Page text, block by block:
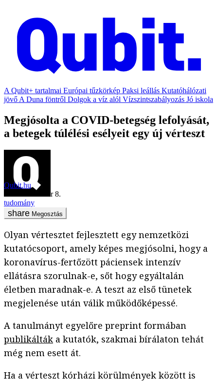
A Qubit+ tartalmai Európai tűzkörkép Paksi leállás Kutatóhálózati
jövő A Duna föntről Dolgok a víz alól Vízszintszabályozás Jó iskola
Megjósolta a COVID-betegség lefolyását,
a betegek túlélési esélyeit egy új vérteszt
Qubit.hu
2020. december 8.
tudomány
Megosztás
Olyan vértesztet fejlesztett egy nemzetközi
kutatócsoport, amely képes megjósolni, hogy a
koronavírus-fertőzött páciensek intenzív
ellátásra szorulnak-e, sőt hogy egyáltalán
életben maradnak-e. A teszt az első tünetek
megjelenése után válik működőképessé.
A tanulmányt egyelőre preprint formában
publikálták a kutatók, szakmai bírálaton tehát
még nem esett át.
Ha a vérteszt kórházi körülmények között is